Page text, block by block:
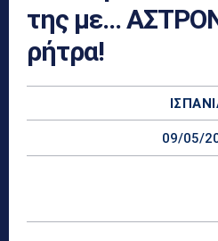
της με…
ρήτρα!
09/05/